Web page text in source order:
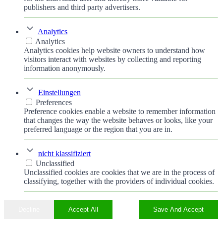
publishers and third party advertisers.
Analytics
Analytics
Analytics cookies help website owners to understand how
visitors interact with websites by collecting and reporting
information anonymously.
Einstellungen
Preferences
Preference cookies enable a website to remember information
that changes the way the website behaves or looks, like your
preferred language or the region that you are in.
nicht klassifiziert
Unclassified
Unclassified cookies are cookies that we are in the process of
classifying, together with the providers of individual cookies.
Accept All Save And Accept